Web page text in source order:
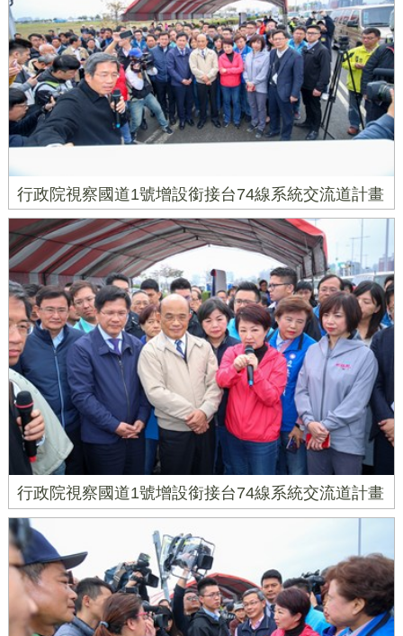
行政院視察國道1號增設銜接台74線系統交流道計畫
行政院視察國道1號增設銜接台74線系統交流道計畫